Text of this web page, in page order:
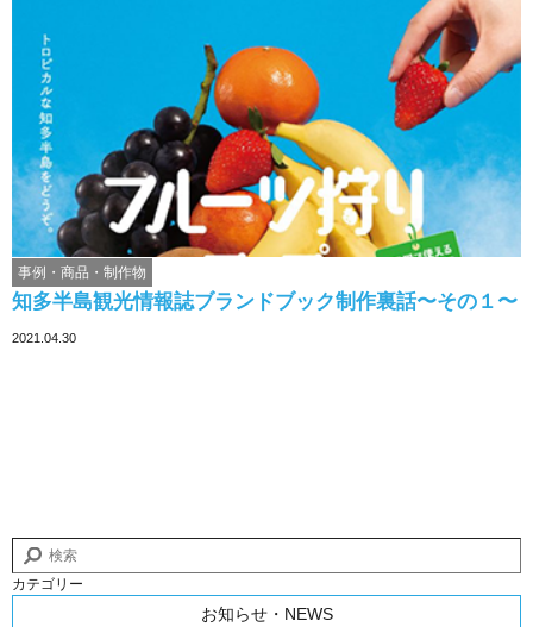
知多半島観光情報誌ブランドブック制作裏話〜その１〜
事例・商品・制作物
2021.04.30
カテゴリー
お知らせ・NEWS